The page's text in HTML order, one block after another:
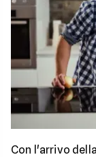
Con l'arrivo